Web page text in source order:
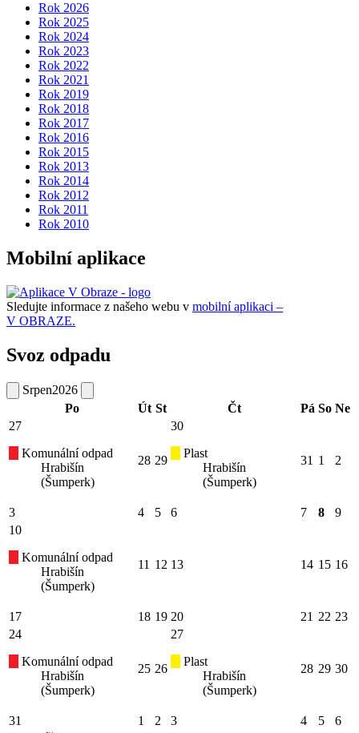
Rok 2026
Rok 2025
Rok 2024
Rok 2023
Rok 2022
Rok 2021
Rok 2019
Rok 2018
Rok 2017
Rok 2016
Rok 2015
Rok 2013
Rok 2014
Rok 2012
Rok 2011
Rok 2010
Mobilní aplikace
Sledujte informace z našeho webu v mobilní aplikaci –
V OBRAZE.
Svoz odpadu
Srpen2026
Po
Út St Čt Pá So Ne
27
Komunální odpad
Hrabišín
(Šumperk)
28 29
30
Plast
Hrabišín
(Šumperk)
31 1 2
3 4 5 6 7 8
9
10
Komunální odpad
Hrabišín
(Šumperk)
11 12 13 14 15 16
17 18 19 20 21 22 23
24
Komunální odpad
Hrabišín
(Šumperk)
25 26
27
Plast
Hrabišín
(Šumperk)
28 29 30
31 1 2 3 4 5
6